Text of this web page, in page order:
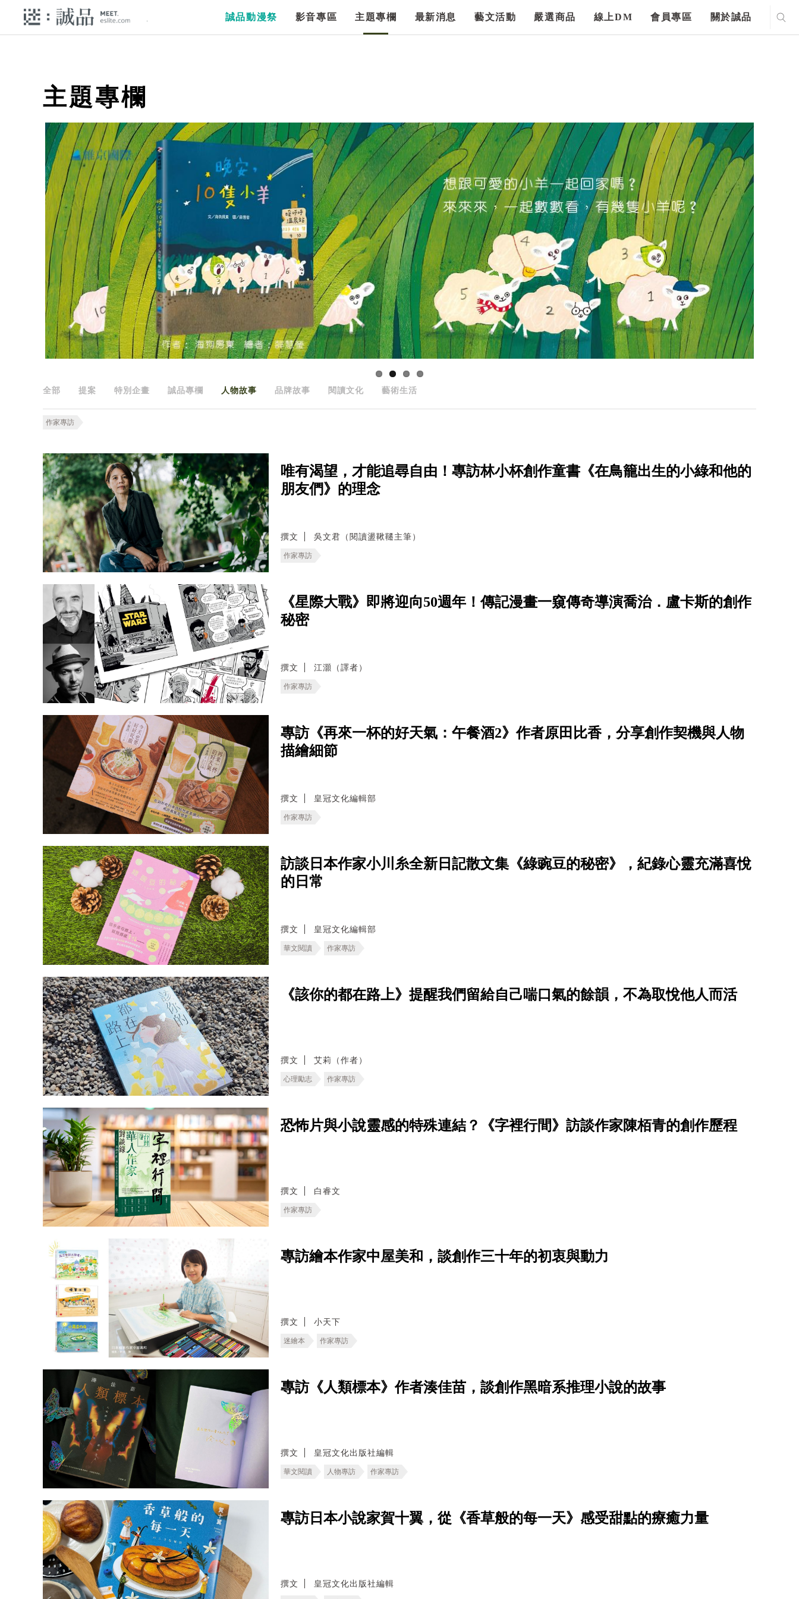
誠品動漫祭 影音專區 主題專欄 最新消息 藝文活動 嚴選商品 線上DM 會員專區 關於誠品
主題專欄
全部 提案 特別企畫 誠品專欄 人物故事 品牌故事 閱讀文化 藝術生活
作家專訪
唯有渴望，才能追尋自由！專訪林小杯創作童書《在鳥籠出生的小綠和他的
朋友們》的理念
撰文 吳文君（閱讀盪鞦韆主筆）
作家專訪
《星際大戰》即將迎向50週年！傳記漫畫一窺傳奇導演喬治．盧卡斯的創作
秘密
撰文 江灝（譯者）
作家專訪
專訪《再來一杯的好天氣：午餐酒2》作者原田比香，分享創作契機與人物
描繪細節
撰文 皇冠文化編輯部
作家專訪
訪談日本作家小川糸全新日記散文集《綠豌豆的秘密》，紀錄心靈充滿喜悅
的日常
撰文 皇冠文化編輯部
華文閱讀 作家專訪
《該你的都在路上》提醒我們留給自己喘口氣的餘韻，不為取悅他人而活
撰文 艾莉（作者）
心理勵志 作家專訪
恐怖片與小說靈感的特殊連結？《字裡行間》訪談作家陳栢青的創作歷程
撰文 白睿文
作家專訪
專訪繪本作家中屋美和，談創作三十年的初衷與動力
撰文 小天下
迷繪本 作家專訪
專訪《人類標本》作者湊佳苗，談創作黑暗系推理小說的故事
撰文 皇冠文化出版社編輯
華文閱讀 人物專訪 作家專訪
專訪日本小說家賀十翼，從《香草般的每一天》感受甜點的療癒力量
撰文 皇冠文化出版社編輯